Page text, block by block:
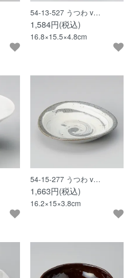
54-13-527 うつわ v…
1,584円(税込)
16.8×15.5×4.8cm
54-15-277 うつわ v…
1,663円(税込)
16.2×15×3.8cm